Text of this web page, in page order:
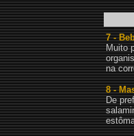
7 -
Muito
na
8 -
De